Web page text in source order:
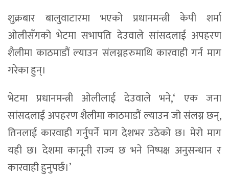
शुक्रबार बालुवाटारमा भएको प्रधानमन्त्री केपी शर्मा
ओलीसँगको भेटमा सभापति देउवाले सांसदलाई अपहरण
शैलीमा काठमाडौं ल्याउन संलग्नहरुमाथि कारवाही गर्न माग
गरेका हुन्।
भेटमा प्रधानमन्त्री ओलीलाई देउवाले भने,‘ एक जना
सांसदलाई अपहरण शैलीमा काठमाडौं ल्याउन जो संलग्न छन्,
तिनलाई कारवाही गर्नुपर्ने माग देशभर उठेको छ। मेरो माग
यही छ। देशमा कानूनी राज्य छ भने निष्पक्ष अनुसन्धान र
कारवाही हुनुपर्छ।’